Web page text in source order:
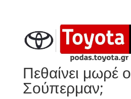
Πεθαίνει μωρέ ο
Σούπερμαν;